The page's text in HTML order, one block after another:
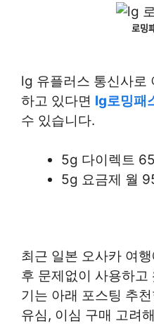
lg 유플러스 통신사로
하고 있다면 lg로밍패
수 있습니다.
5g 다이렉트
5g 요금제 월
최근 일본 오사카 여
후 문제없이 사용하고
기는 아래 포스팅 추
유심, 이심 구매 고려